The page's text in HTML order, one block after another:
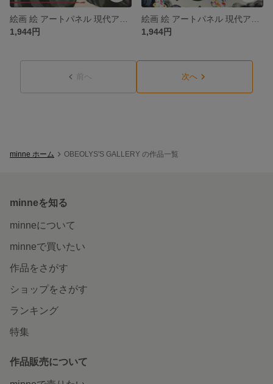
1,944円
1,944円
前へ 次へ
minne ホーム OBEOLYS'S GALLERY の作品一覧
minneを知る
minneについて
minneで買いたい
作品をさがす
ショップをさがす
ランキング
特集
作品販売について